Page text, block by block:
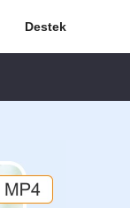
Destek